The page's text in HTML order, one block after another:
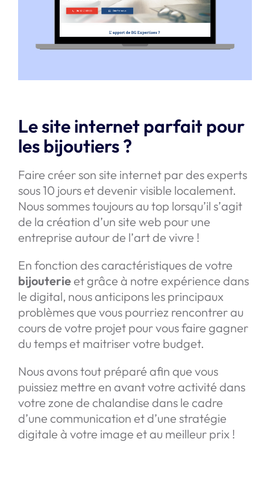
Le site internet parfait pour
les bijoutiers ?
Faire créer son site internet par des experts
sous 10 jours et devenir visible localement.
Nous sommes toujours au top lorsqu’il s’agit
de la création d’un site web pour une
entreprise autour de l’art de vivre !
En fonction des caractéristiques de votre
bijouterieet grâce à notre expérience dans
le digital, nous anticipons les principaux
problèmes que vous pourriez rencontrer au
cours de votre projet pour vous faire gagner
du temps et maitriser votre budget.
Nous avons tout préparé afin que vous
puissiez mettre en avant votre activité dans
votre zone de chalandise dans le cadre
d’une communication et d’une stratégie
digitale à votre image et au meilleur prix !